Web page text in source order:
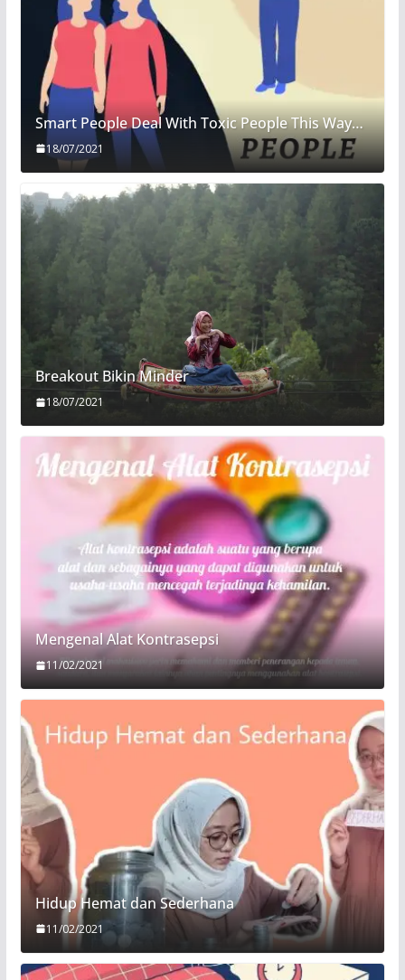
Smart People Deal With Toxic People This Way…
18/07/2021
Breakout Bikin Minder
18/07/2021
Mengenal Alat Kontrasepsi
11/02/2021
Hidup Hemat dan Sederhana
11/02/2021